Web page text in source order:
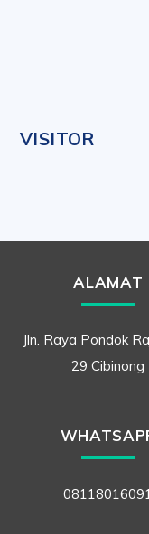
VISITOR
ALAMAT
Jln. Raya Pondok
29 Cibinong
08118016091